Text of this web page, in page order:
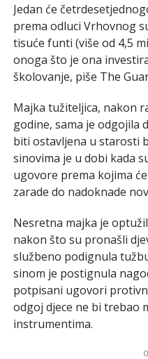
Jedan će
prema odluci Vrhovnog
tisuće funti (više od 4,5
onoga što je ona
školovanje, piše The
Majka tužiteljica, nakon
godine, sama je odgojila
biti ostavljena u starosti
sinovima je u dobi kada
ugovore prema kojima
zarade do nadoknade
Nesretna majka je
nakon što su pronašli
službeno podignula
sinom je postignula
potpisani ugovori
odgoj djece ne bi trebao
instrumentima.